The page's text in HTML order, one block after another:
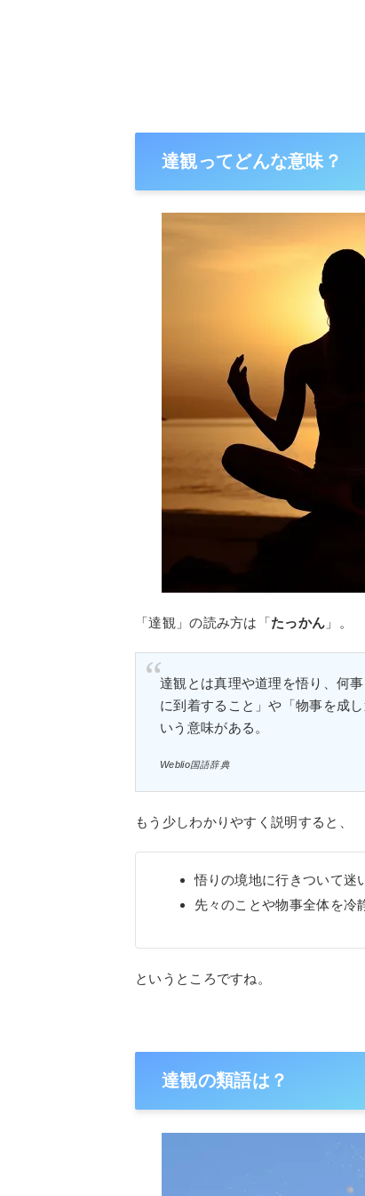
達観ってどんな意味？
「達観」の読み方は「たっかん 」。
達観とは真理や道理を悟り、何
に到着すること」や「物事を成
いう意味がある。
Weblio国語辞典
もう少しわかりやすく説明すると、
悟りの境地に行きついて迷
先々のことや物事全体を冷
というところですね。
達観の類語は？